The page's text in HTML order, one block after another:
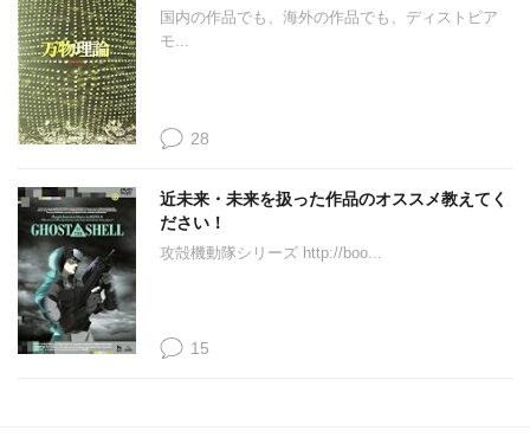
国内の作品でも、海外の作品でも、ディストピア
モ...
28
近未来・未来を扱った作品のオススメ教えてく
ださい！
攻殻機動隊シリーズ http://boo...
15